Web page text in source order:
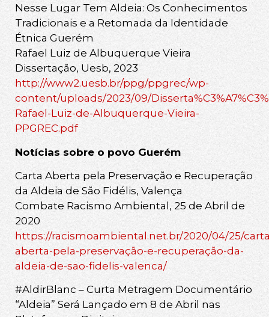
Nesse Lugar Tem Aldeia: Os Conhecimentos
Tradicionais e a Retomada da Identidade
Étnica Guerém
Rafael Luiz de Albuquerque Vieira
Dissertação, Uesb, 2023
http://www2.uesb.br/ppg/ppgrec/wp-
content/uploads/2023/09/
Rafael-Luiz-de-Albuquerque-Vieira-
PPGREC.pdf
Notícias sobre o povo Guerém
Carta Aberta pela Preservação e Recuperação
da Aldeia de São Fidélis, Valença
Combate Racismo Ambiental, 25 de Abril de
2020
https://racismoambiental.net.br/2020/04/25/
aberta-pela-preservação-e-recuperação-da-
aldeia-de-sao-fidelis-valenca/
#AldirBlanc – Curta Metragem Documentário
“Aldeia” Será Lançado em 8 de Abril nas